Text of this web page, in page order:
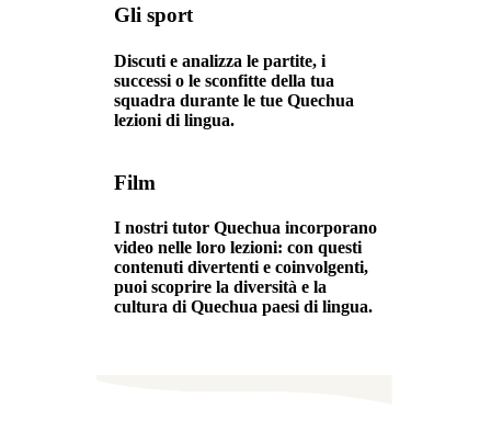
Gli sport
Discuti e analizza le partite, i
successi o le sconfitte della tua
squadra durante le tue Quechua
lezioni di lingua.
Film
I nostri tutor Quechua incorporano
video nelle loro lezioni: con questi
contenuti divertenti e coinvolgenti,
puoi scoprire la diversità e la
cultura di Quechua paesi di lingua.